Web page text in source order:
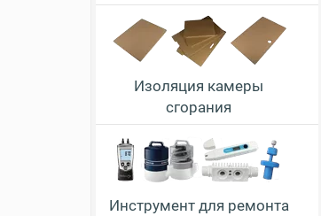
Изоляция камеры
сгорания
Инструмент для ремонта